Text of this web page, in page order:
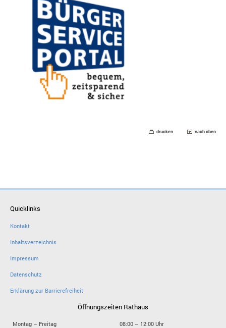
drucken nach oben
Quicklinks
Kontakt
Inhaltsverzeichnis
Impressum
Datenschutz
Erklärung zur Barrierefreiheit
Öffnungszeiten Rathaus
Montag – Freitag
08:00 – 12:00 Uhr